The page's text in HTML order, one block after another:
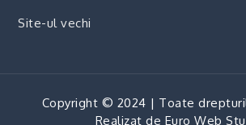
Site-ul vechi
Copyright © 2024 | Toate
Realizat de Euro Web